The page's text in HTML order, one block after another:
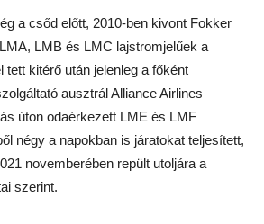
a csőd előtt, 2010-ben kivont Fokker
LMB és LMC lajstromjelűek a
tett kitérő után jelenleg a főként
ausztrál Alliance Airlines
úton odaérkezett LME és LMF
négy a napokban is járatokat teljesített,
novemberében repült utoljára a
szerint.